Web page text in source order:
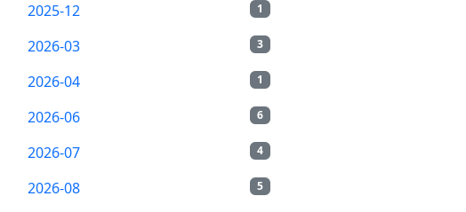
1
2025-12
3
2026-03
1
2026-04
6
2026-06
4
2026-07
5
2026-08